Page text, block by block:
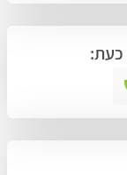
כעת: